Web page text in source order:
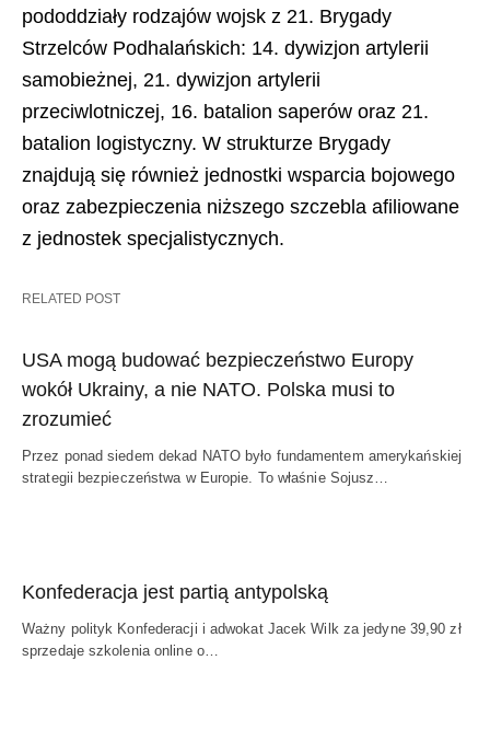
pododdziały rodzajów wojsk z 21. Brygady
Strzelców Podhalańskich: 14. dywizjon artylerii
samobieżnej, 21. dywizjon artylerii
przeciwlotniczej, 16. batalion saperów oraz 21.
batalion logistyczny. W strukturze Brygady
znajdują się również jednostki wsparcia bojowego
oraz zabezpieczenia niższego szczebla afiliowane
z jednostek specjalistycznych.
RELATED POST
USA mogą budować bezpieczeństwo Europy
wokół Ukrainy, a nie NATO. Polska musi to
zrozumieć
Przez ponad siedem dekad NATO było fundamentem amerykańskiej
strategii bezpieczeństwa w Europie. To właśnie Sojusz…
Konfederacja jest partią antypolską
Ważny polityk Konfederacji i adwokat Jacek Wilk za jedyne 39,90 zł
sprzedaje szkolenia online o…